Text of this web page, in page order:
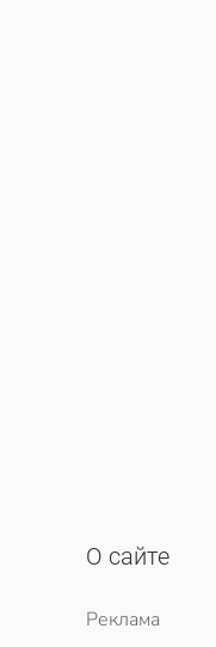
О сайте
Реклама